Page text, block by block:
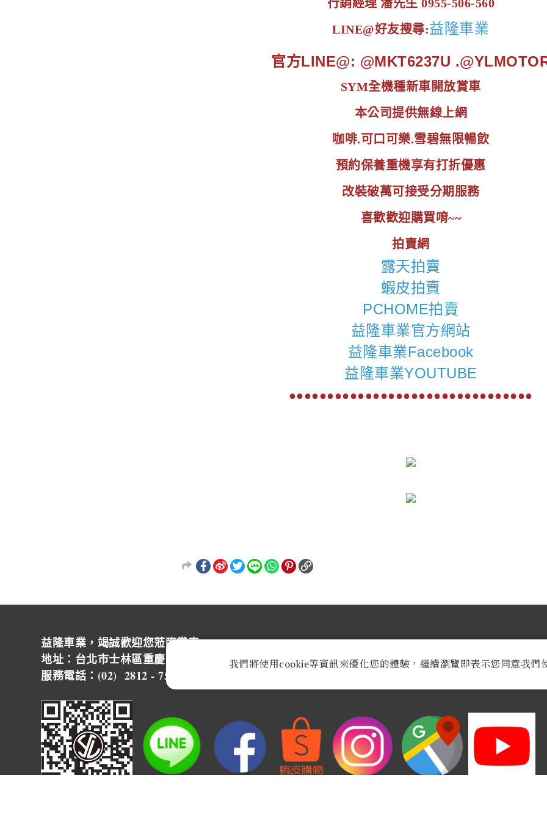
行銷經理 潘先生 0955-506-560
LINE@好友搜尋:益隆車業
官方LINE@: @MKT6237U
SYM全機種新車開放賞車
本公司提供無線上網
咖啡.可口可樂.雪碧無限暢飲
預約保養重機享有打折優惠
改裝破萬可接受分期服務
喜歡歡迎購買唷~~
拍賣網
露天拍賣
蝦皮拍賣
PCHOME拍賣
益隆車業官方網站
益隆車業Facebook
益隆車業YOUTUBE
●●●●●●●●●●●●●●●●●●●●●●●●●●●●●●●●
益隆車業，竭誠歡迎您蒞臨賞車~ ~
地址：台北市士林區重慶北路四段244號 營業時間：週一至週六AM 9:30至PM 8:30
服務電話：(02) 2812 - 7500
我們將使用cookie等資訊來優化您的體驗，繼續瀏覽即表示您同意我們